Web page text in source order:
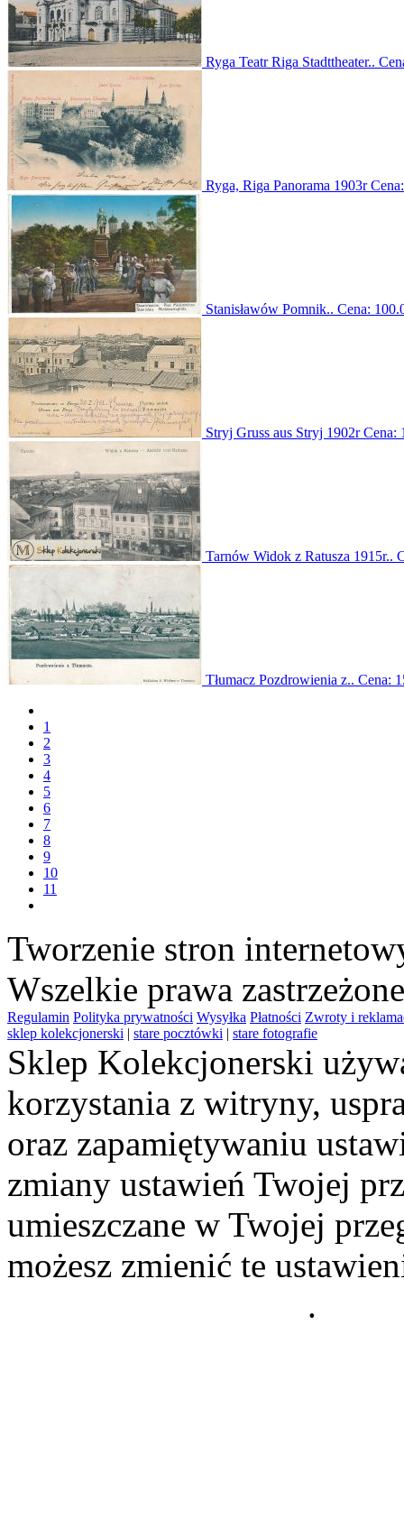
Ryga Teatr Riga Stadttheater..
Ryga, Riga Panorama 1903r
Stanisławów Pomnik.. Cena:
Stryj Gruss aus Stryj 1902rCena:
Tarnów Widok z Ratusza 1915r..
Tłumacz Pozdrowienia z.. Cena:
1
2
3
4
5
6
7
8
9
10
11
Tworzenie stron
Wszelkie prawa
Regulamin Polityka prywatności Wysyłka Płatności Zwroty i
sklep kolekcjonerski | stare pocztówki | stare fotografie
Sklep Kolekcjonerski
korzystania z witryny,
oraz zapamiętywaniu
zmiany ustawień Twojej
umieszczane w Twojej
możesz zmienić te
.